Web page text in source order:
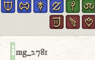
img_2781